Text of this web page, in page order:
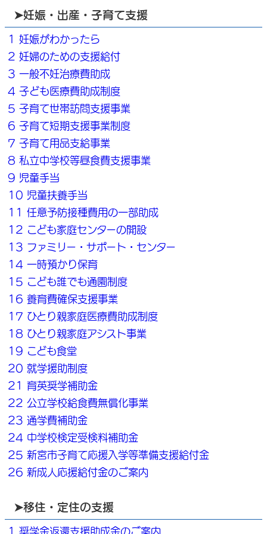
➤妊娠・出産・子育て支援
1 妊娠がわかったら
2 妊婦のための支援給付
3 一般不妊治療費助成
4 子ども医療費助成制度
5 子育て世帯訪問支援事業
6 子育て短期支援事業制度
7 子育て用品支給事業
8 私立中学校等昼食費支援事業
9 児童手当
10 児童扶養手当
11 任意予防接種費用の一部助成
12 こども家庭センターの開設
13 ファミリー・サポート・センター
14 一時預かり保育
15 こども誰でも通園制度
16 養育費確保支援事業
17 ひとり親家庭医療費助成制度
18 ひとり親家庭アシスト事業
19 こども食堂
20 就学援助制度
21 育英奨学補助金
22 公立学校給食費無償化事業
23 通学費補助金
24 中学校検定受検料補助金
25 新宮市子育て応援入学等準備支援給付金
26 新成人応援給付金のご案内
➤移住・定住の支援
1 奨学金返還支援助成金のご案内